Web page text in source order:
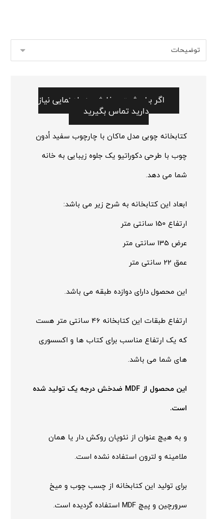
اگر برای ثبت سفارش به راهنمایی نیاز
دارید تماس بگیرید
کتابخانه چوبی مدل ماکان با چارچوب سفید اُدون
چوب با طرحی دکوراتیو یک جلوه زیبایی به خانه
شما می دهد.
ابعاد این کتابخانه به شرح زیر می باشد:
ارتفاع 150 سانتی متر
عرض 135 سانتی متر
عمق 22 سانتی متر
این محصول دارای دوازده طبقه می باشد.
ارتفاع طبقات این کتابخانه 46 سانتی متر هست
که یک ارتفاع مناسب برای کتاب ها و اکسسوری
های شما می باشد.
این محصول از MDF ضدخش درجه یک تولید شده
است.
و به هیچ عنوان از نئوپان روکش دار یا همان
ملامینه و لترون استفاده نشده است.
برای تولید این کتابخانه از چسب چوب و میخ
سرورچین و پیچ MDF استفاده گردیده است.